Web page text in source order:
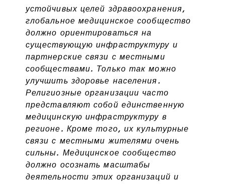
устойчивых целей здравоохранения,
глобальное медицинское сообщество
должно ориентироваться на
существующую инфраструктуру и
партнерские связи с местными
сообществами. Только так можно
улучшить здоровье населения.
Религиозные организации часто
представляют собой единственную
медицинскую инфраструктуру в
регионе. Кроме того, их культурные
связи с местными жителями очень
сильны. Медицинское сообщество
должно осознать масштабы
деятельности этих организаций и